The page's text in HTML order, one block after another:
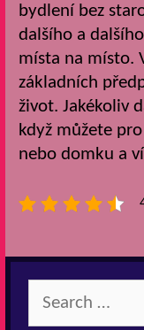
bydlení bez
dalšího a
místa na místo.
základních
život. Jakékoliv
když můžete
nebo domku a
for: